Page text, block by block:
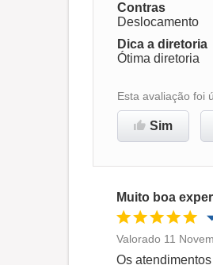
Contras
Deslocamento
Dica a diretoria
Ótima diretoria
Esta avaliação foi
Sim
Muito boa
Oportunidade
Valorado 11
Os